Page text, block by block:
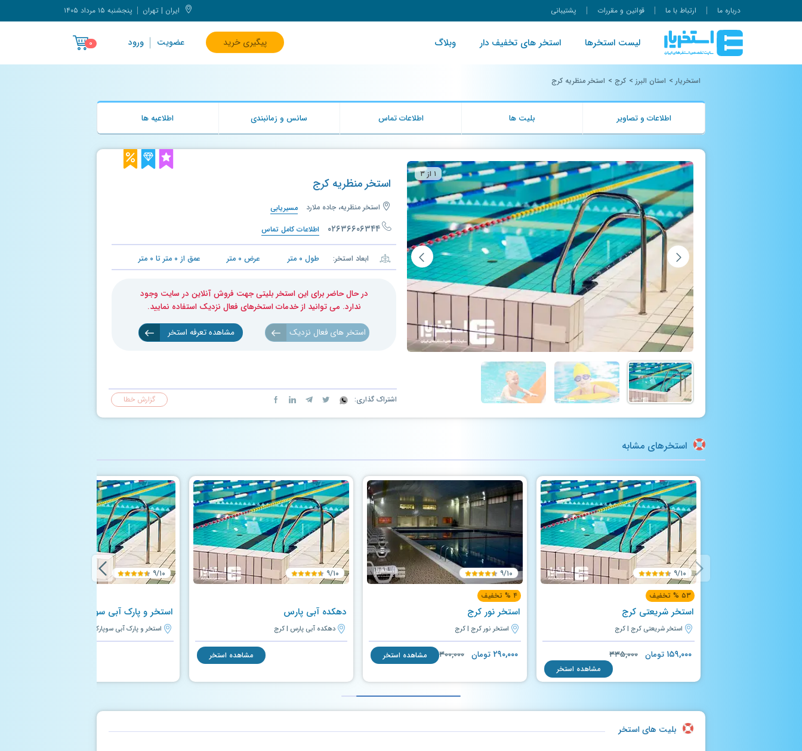
درباره ما ارتباط با ما قوانین و مقررات پشتیبانی ایران | تهران پنجشنبه ۱۵ مرداد ۱۴۰۵
لیست استخرها استخر های تخفیف دار وبلاگ پیگیری خرید عضویت ورود ۰
استخریار > استان البرز > کرج > استخر منظریه کرج
اطلاعات و تصاویر بلیت ها اطلاعات تماس سانس و زمانبندی اطلاعیه ها
استخر منظریه کرج
استخر منظریه، جاده ملارد مسیریابی
۰۲۶۳۶۶۰۶۳۴۴ اطلاعات کامل تماس
۱ از ۳
ابعاد استخر: طول ۰ متر عرض ۰ متر عمق از ۰ متر تا ۰ متر
در حال حاضر برای این استخر بلیتی جهت فروش آنلاین در سایت وجود
ندارد. می توانید از خدمات استخرهای فعال نزدیک استفاده نمایید.
استخر های فعال نزدیک مشاهده تعرفه استخر
اشتراک گذاری: گزارش خطا
استخرهای مشابه
۹/۱۰
۵۳ % تخفیف
استخر شریعتی کرج
استخر شریعتی کرج | کرج
۱۵۹,۰۰۰ تومان ۳۳۵,۰۰۰
مشاهده استخر
۹/۱۰
۴ % تخفیف
استخر نور کرج
استخر نور کرج | کرج
۲۹۰,۰۰۰تومان ۳۰۰,۰۰۰ مشاهده استخر
۹/۱۰
دهکده آبی پارس
دهکده آبی پارس | کرج
مشاهده استخر
۹/۱۰
استخر و پارک آبی سوپارک (ساحل خلیج فارس) | کرج
بلیت های استخر